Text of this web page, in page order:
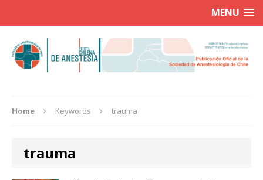
MENU
Home Keywords trauma
trauma